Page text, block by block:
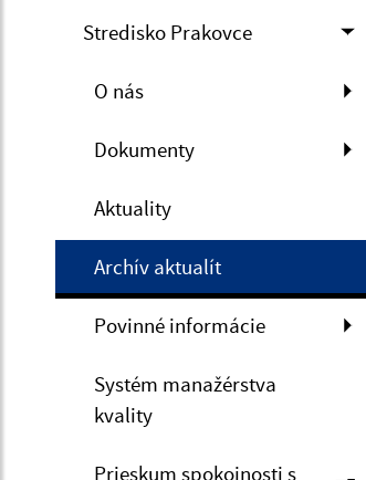
Stredisko Prakovce
O nás
Dokumenty
Aktuality
Archív aktualít
Povinné informácie
Systém manažérstva
kvality
Prieskum spokojnosti s